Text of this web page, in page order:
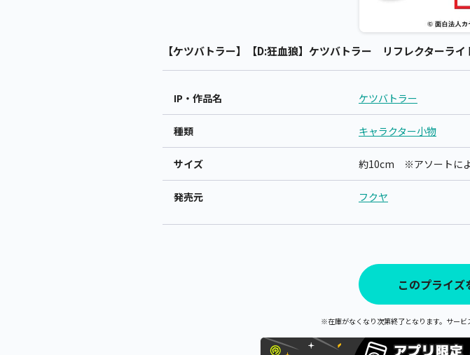
【ケツバトラー】【D:狂血狼】ケツバトラー リフレクターラ
IP・作品名 ケツバトラー
種類 キャラクター小物
サイズ 約10cm ※アソートによ
発売元 フクヤ
このプライズ
※在庫がなくなり次第終了となります。サービ